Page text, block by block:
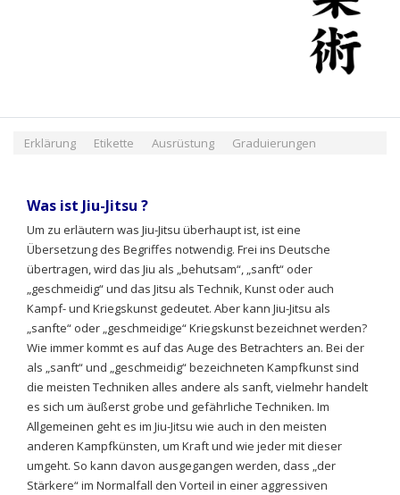
Erklärung Etikette Ausrüstung Graduierungen
Was ist Jiu-Jitsu ?
Um zu erläutern was Jiu-Jitsu überhaupt ist, ist eine
Übersetzung des Begriffes notwendig. Frei ins Deutsche
übertragen, wird das Jiu als „behutsam“, „sanft“ oder
„geschmeidig“ und das Jitsu als Technik, Kunst oder auch
Kampf- und Kriegskunst gedeutet. Aber kann Jiu-Jitsu als
„sanfte“ oder „geschmeidige“ Kriegskunst bezeichnet werden?
Wie immer kommt es auf das Auge des Betrachters an. Bei der
als „sanft“ und „geschmeidig“ bezeichneten Kampfkunst sind
die meisten Techniken alles andere als sanft, vielmehr handelt
es sich um äußerst grobe und gefährliche Techniken. Im
Allgemeinen geht es im Jiu-Jitsu wie auch in den meisten
anderen Kampfkünsten, um Kraft und wie jeder mit dieser
umgeht. So kann davon ausgegangen werden, dass „der
Stärkere“ im Normalfall den Vorteil in einer aggressiven